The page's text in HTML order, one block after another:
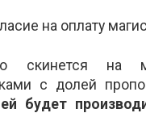
на оплату
скинется на
с долей
будет